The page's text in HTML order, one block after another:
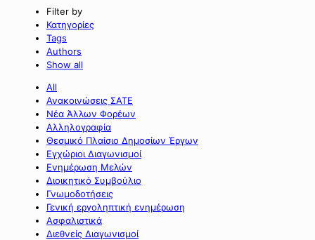
Filter by
Κατηγορίες
Tags
Authors
Show all
All
Ανακοινώσεις ΣΑΤΕ
Νέα Άλλων Φορέων
Αλληλογραφία
Θεσμικό Πλαίσιο Δημοσίων Έργων
Εγχώριοι Διαγωνισμοί
Ενημέρωση Μελών
Διοικητικό Συμβούλιο
Γνωμοδοτήσεις
Γενική εργοληπτική ενημέρωση
Ασφαλιστικά
Διεθνείς Διαγωνισμοί